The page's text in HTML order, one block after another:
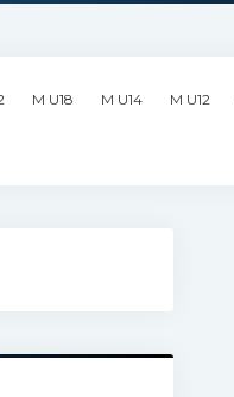
M U18 M U14 M U12